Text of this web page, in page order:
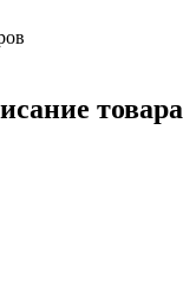
товара